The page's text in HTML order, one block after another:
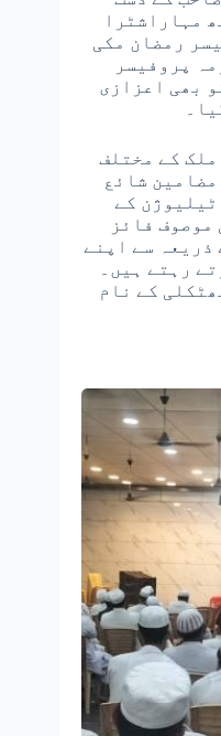
مہاراشٹرا
رمضان مکی
پروفیسر
بھی اعزازی
کے مختلف
مضامین شائع
ٹیلیوژن کے
موصوف فائز
ذریعہ سے اپنے
رہتے ہیں۔
کے نام